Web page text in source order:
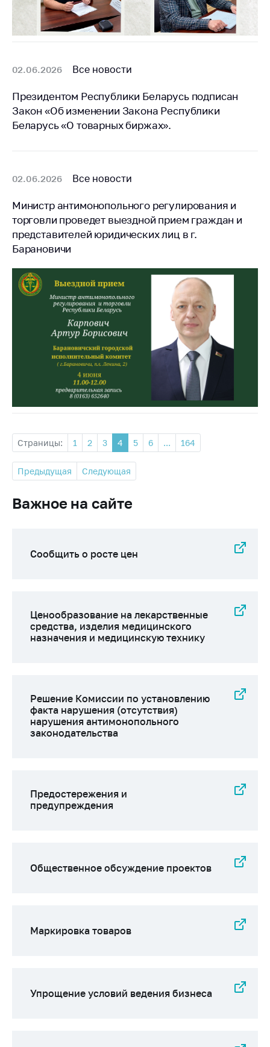
02.06.2026 Все новости
Президентом Республики Беларусь подписан
Закон «Об изменении Закона Республики
Беларусь «О товарных биржах».
02.06.2026 Все новости
Министр антимонопольного регулирования и
торговли проведет выездной прием граждан и
представителей юридических лиц в г.
Барановичи
Страницы: 1 2 3 4 5 6 ... 164
Предыдущая Следующая
Важное на сайте
Сообщить о росте цен
Ценообразование на лекарственные
средства, изделия медицинского
назначения и медицинскую технику
Решение Комиссии по установлению
факта нарушения (отсутствия)
нарушения антимонопольного
законодательства
Предостережения и
предупреждения
Общественное обсуждение проектов
Маркировка товаров
Упрощение условий ведения бизнеса